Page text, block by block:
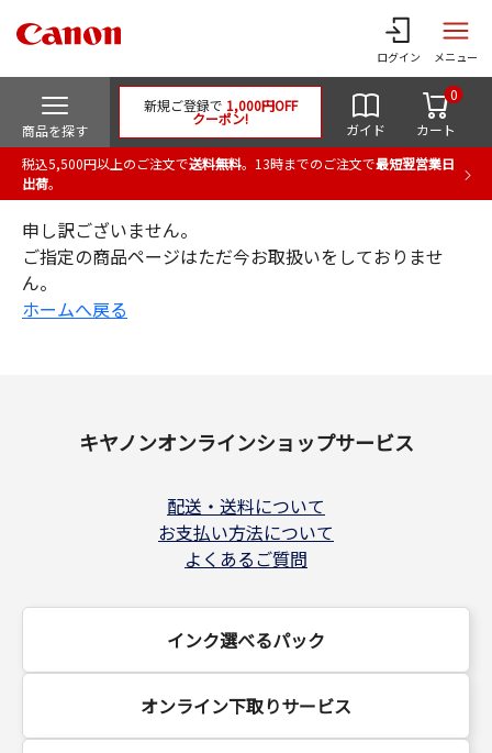
ログイン メニュー
商品を探す
新規ご登録で 1,000円OFF
クーポン!
ガイド カート
0
税込5,500円以上のご注文で送料無料。13時までのご注文で最短翌営業日
出荷。
申し訳ございません。
ご指定の商品ページはただ今お取扱いをしておりませ
ん。
ホームへ戻る
キヤノンオンラインショップサービス
配送・送料について
お支払い方法について
よくあるご質問
インク選べるパック
オンライン下取りサービス